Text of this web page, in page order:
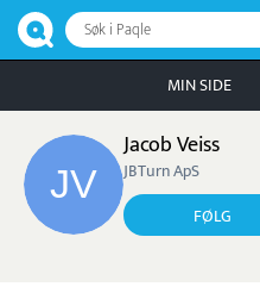
Søk i Paqle
MIN SIDE
Jacob Veiss
JBTurn ApS
FØLG